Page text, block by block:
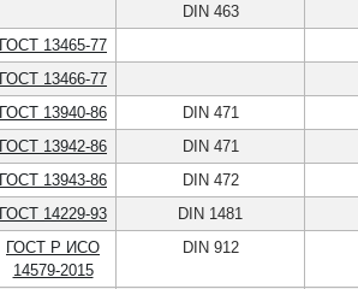
DIN 463
ГОСТ 13465-77
ГОСТ 13466-77
ГОСТ 13940-86
DIN 471
ГОСТ 13942-86
DIN 471
ГОСТ 13943-86
DIN 472
ГОСТ 14229-93
DIN 1481
ГОСТ Р ИСО
14579-2015
DIN 912